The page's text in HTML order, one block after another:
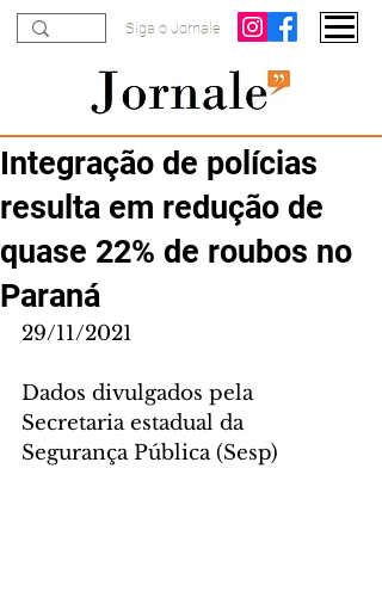
Siga o Jornale
Integração de polícias
resulta em redução de
quase 22% de roubos no
Paraná
29/11/2021
Dados divulgados pela
Secretaria estadual da
Segurança Pública (Sesp)